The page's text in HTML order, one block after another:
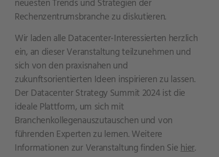
neuesten Trends und Strategien der
Rechenzentrumsbranche zu diskutieren.
Wir laden alle Datacenter-Interessierten herzlich
ein, an dieser Veranstaltung teilzunehmen und
sich von den praxisnahen und
zukunftsorientierten Ideen inspirieren zu lassen.
Der Datacenter Strategy Summit 2024 ist die
ideale Plattform, um sich mit
Branchenkollegenauszutauschen und von
führenden Experten zu lernen. Weitere
Informationen zur Veranstaltung finden Siehier.